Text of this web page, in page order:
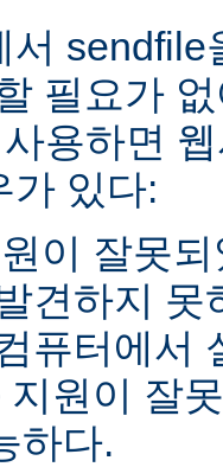
서
필요가
용하면
가 있다:
이 잘못
견하지
퓨터에서
지원이 잘
하다.